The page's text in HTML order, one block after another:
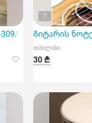
N
7
Გიტარის
თბილისი
30 ₾